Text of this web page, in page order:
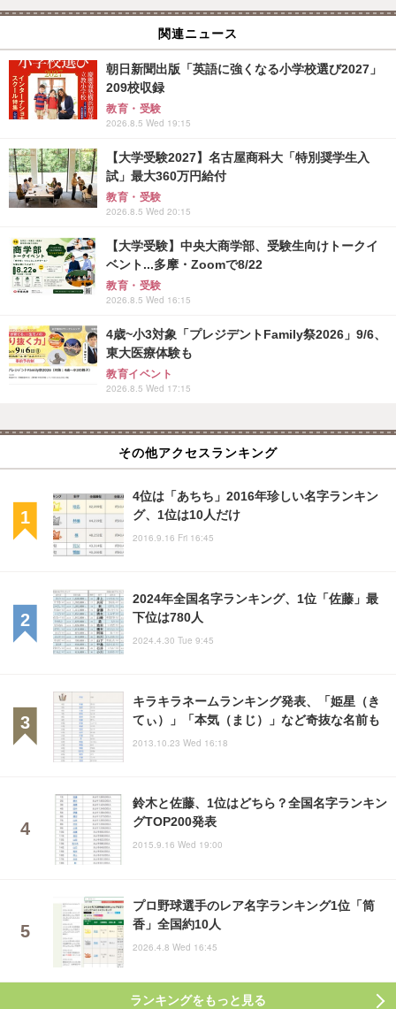
関連ニュース
朝日新聞出版「英語に強くなる小学校選び2027」
209校収録
教育・受験
2026.8.5 Wed 19:15
【大学受験2027】名古屋商科大「特別奨学生入
試」最大360万円給付
教育・受験
2026.8.5 Wed 20:15
【大学受験】中央大商学部、受験生向けトークイ
ベント...多摩・Zoomで8/22
教育・受験
2026.8.5 Wed 16:15
4歳~小3対象「プレジデントFamily祭2026」9/6、
東大医療体験も
教育イベント
2026.8.5 Wed 17:15
その他アクセスランキング
4位は「あちち」2016年珍しい名字ランキン
グ、1位は10人だけ
2016.9.16 Fri 16:45
2024年全国名字ランキング、1位「佐藤」最
下位は780人
2024.4.30 Tue 9:45
キラキラネームランキング発表、「姫星（き
てぃ）」「本気（まじ）」など奇抜な名前も
2013.10.23 Wed 16:18
鈴木と佐藤、1位はどちら？全国名字ランキン
グTOP200発表
2015.9.16 Wed 19:00
プロ野球選手のレア名字ランキング1位「筒
香」全国約10人
2026.4.8 Wed 16:45
ランキングをもっと見る